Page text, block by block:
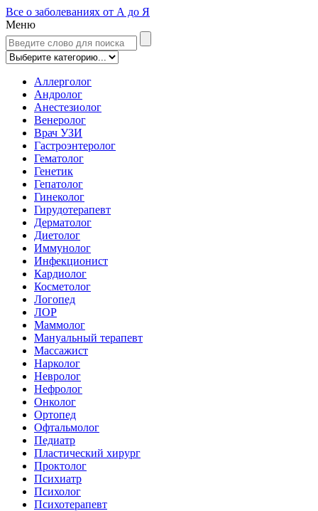
Все о заболеваниях от А до Я
Меню
Аллерголог
Андролог
Анестезиолог
Венеролог
Врач УЗИ
Гастроэнтеролог
Гематолог
Генетик
Гепатолог
Гинеколог
Гирудотерапевт
Дерматолог
Диетолог
Иммунолог
Инфекционист
Кардиолог
Косметолог
Логопед
ЛОР
Маммолог
Мануальный терапевт
Массажист
Нарколог
Невролог
Нефролог
Онколог
Ортопед
Офтальмолог
Педиатр
Пластический хирург
Проктолог
Психиатр
Психолог
Психотерапевт